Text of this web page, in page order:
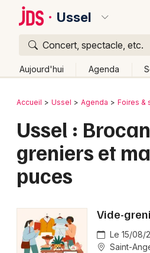
Ussel
Concert, spectacle, etc.
Aujourd'hui Agenda
Publier un événement
Grands événements
Manifestations
Bordeaux
Colmar
Lille
Marseille
Mulhouse
Retour
Accueil Ussel Agenda Foires &
Ussel :
greniers et
puces
Vide-
Le 15/08/
Saint-
Quoi ?
Où ?
Près de moi
Changer de lieu
Quand ?
Aujourd'hui